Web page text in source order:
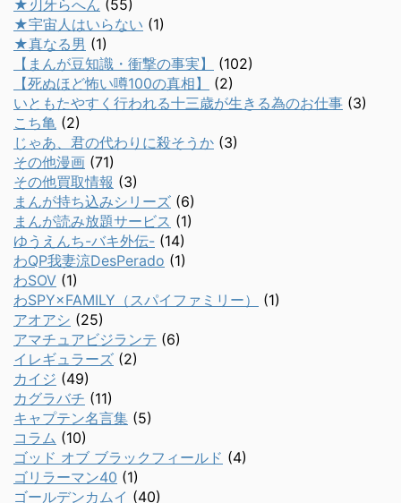
★刃牙らへん (55)
★宇宙人はいらない (1)
★真なる男 (1)
【まんが豆知識・衝撃の事実】
(102)
【死ぬほど怖い噂100の真相】
(2)
いともたやすく行われる十三歳が生きる為のお仕事 (3)
こち亀 (2)
じゃあ、君の代わりに殺そうか (3)
その他漫画 (71)
その他買取情報 (3)
まんが持ち込みシリーズ (6)
まんが読み放題サービス (1)
ゆうえんち-バキ外伝- (14)
わQP我妻涼DesPerado (1)
わSOV (1)
わSPY×FAMILY（スパイファミリー）
(1)
アオアシ (25)
アマチュアビジランテ (6)
イレギュラーズ (2)
カイジ (49)
カグラバチ (11)
キャプテン名言集 (5)
コラム (10)
ゴッド オブ ブラックフィールド (4)
ゴリラーマン40 (1)
ゴールデンカムイ (40)